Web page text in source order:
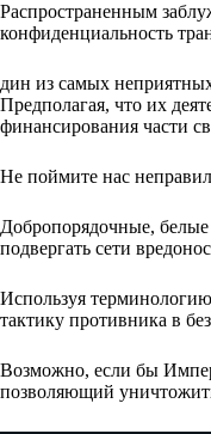
Распространенным
конфиденциальность
дин из самых
Предполагая, что их
финансирования части
Не поймите нас
Добропорядочные,
подвергать сети
Используя
тактику противника в
Возможно, если бы
позволяющий